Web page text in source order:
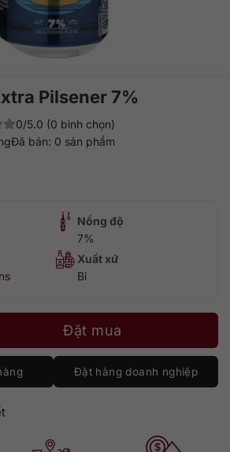
Pilsener 7%
0/5.0 (0 bình chọn)
Đã bán: 0 sản phẩm
Nồng độ
7%
Xuất xứ
Bỉ
7% số lượngĐặt mua
Đặt hàng doanh nghiệp